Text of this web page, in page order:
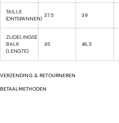
TAILLE
(ONTSPANNEN)
37,5 39
ZIJDELINGSE
BALK
(LENGTE)
45 46,5
VERZENDING & RETOURNEREN
BETAALMETHODEN